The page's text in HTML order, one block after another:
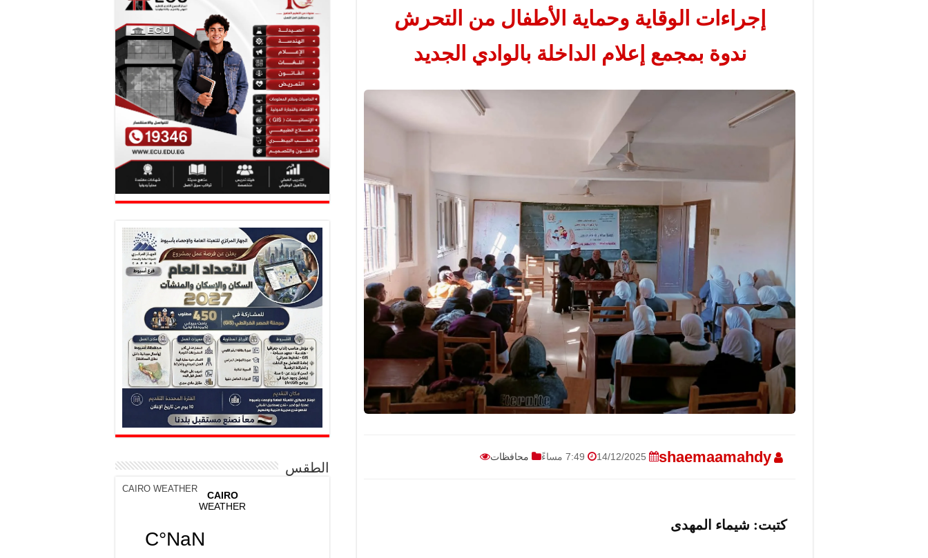
إجراءات الوقاية وحماية الأطفال من التحرش
ندوة بمجمع إعلام الداخلة بالوادي الجديد
shaemaamahdy محافظات
كتبت: شيماء المهدى
الطقس
CAIRO WEATHER